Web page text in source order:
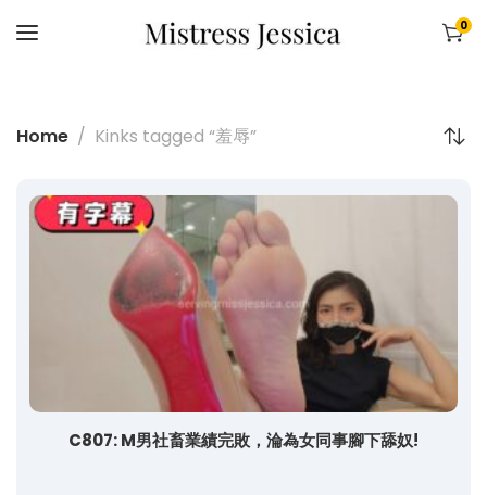
0
Home Kinks tagged “羞辱”
C807: M男社畜業績完敗，淪為女同事腳下舔奴!